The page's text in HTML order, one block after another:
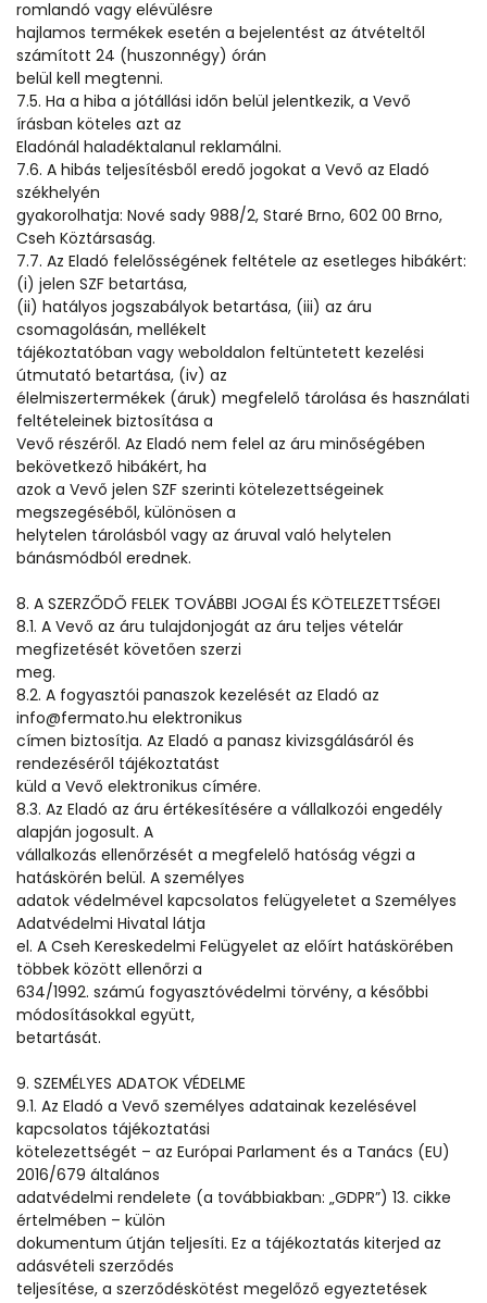
romlandó vagy elévülésre
hajlamos termékek esetén a bejelentést az átvételtől
számított 24 (huszonnégy) órán
belül kell megtenni.
7.5. Ha a hiba a jótállási időn belül jelentkezik, a Vevő
írásban köteles azt az
Eladónál haladéktalanul reklamálni.
7.6. A hibás teljesítésből eredő jogokat a Vevő az Eladó
székhelyén
gyakorolhatja: Nové sady 988/2, Staré Brno, 602 00 Brno,
Cseh Köztársaság.
7.7. Az Eladó felelősségének feltétele az esetleges hibákért:
(i) jelen SZF betartása,
(ii) hatályos jogszabályok betartása, (iii) az áru
csomagolásán, mellékelt
tájékoztatóban vagy weboldalon feltüntetett kezelési
útmutató betartása, (iv) az
élelmiszertermékek (áruk) megfelelő tárolása és használati
feltételeinek biztosítása a
Vevő részéről. Az Eladó nem felel az áru minőségében
bekövetkező hibákért, ha
azok a Vevő jelen SZF szerinti kötelezettségeinek
megszegéséből, különösen a
helytelen tárolásból vagy az áruval való helytelen
bánásmódból erednek.
8. A SZERZŐDŐ FELEK TOVÁBBI JOGAI ÉS KÖTELEZETTSÉGEI
8.1. A Vevő az áru tulajdonjogát az áru teljes vételár
megfizetését követően szerzi
meg.
8.2. A fogyasztói panaszok kezelését az Eladó az
info@fermato.hu elektronikus
címen biztosítja. Az Eladó a panasz kivizsgálásáról és
rendezéséről tájékoztatást
küld a Vevő elektronikus címére.
8.3. Az Eladó az áru értékesítésére a vállalkozói engedély
alapján jogosult. A
vállalkozás ellenőrzését a megfelelő hatóság végzi a
hatáskörén belül. A személyes
adatok védelmével kapcsolatos felügyeletet a Személyes
Adatvédelmi Hivatal látja
el. A Cseh Kereskedelmi Felügyelet az előírt hatáskörében
többek között ellenőrzi a
634/1992. számú fogyasztóvédelmi törvény, a későbbi
módosításokkal együtt,
betartását.
9. SZEMÉLYES ADATOK VÉDELME
9.1. Az Eladó a Vevő személyes adatainak kezelésével
kapcsolatos tájékoztatási
kötelezettségét – az Európai Parlament és a Tanács (EU)
2016/679 általános
adatvédelmi rendelete (a továbbiakban: „GDPR”) 13. cikke
értelmében – külön
dokumentum útján teljesíti. Ez a tájékoztatás kiterjed az
adásvételi szerződés
teljesítése, a szerződéskötést megelőző egyeztetések